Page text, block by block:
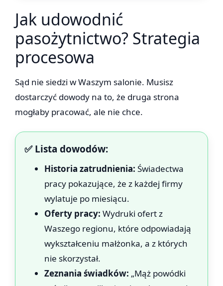
Jak udowodnić
pasożytnictwo? Strategia
procesowa
Sąd nie siedzi w Waszym salonie. Musisz
dostarczyć dowody na to, że druga strona
mogłaby pracować, ale nie chce.
✅ Lista dowodów:
Historia zatrudnienia: Świadectwa
pracy pokazujące, że z każdej firmy
wylatuje po miesiącu.
Oferty pracy: Wydruki ofert z
Waszego regionu, które odpowiadają
wykształceniu małżonka, a z których
nie skorzystał.
Zeznania świadków: „Mąż powódki